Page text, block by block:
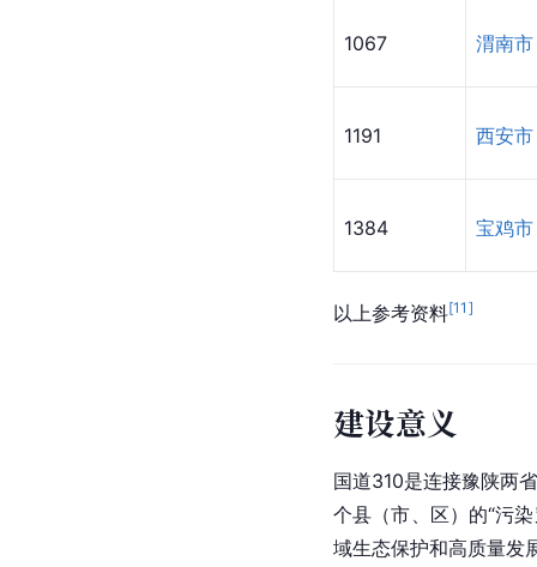
1067 渭南市
1191 西安市
1384 宝鸡市
以上参考资料[11 ]
建设意义
国道310是连接豫陕两
个县（市、区）的“污
域生态保护和高质量发